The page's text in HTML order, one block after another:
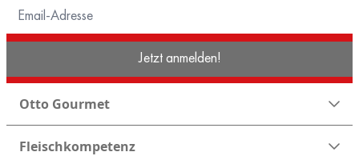
Jetzt anmelden!
Otto Gourmet
Fleischkompetenz